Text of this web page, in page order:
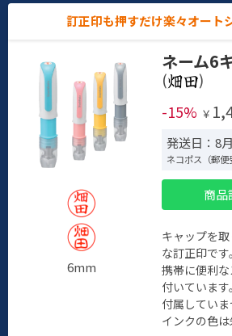
訂正印も押すだけ楽々オート
6mm
ネーム6
(
)
-15% ￥
発送日：8
ネコポス（郵便
商品
キャップを
な訂正印です。
携帯に便利
付いていま
付属していま
インクの色は